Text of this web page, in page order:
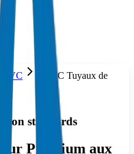
UPVC Tuyaux de
non standards
Premium aux